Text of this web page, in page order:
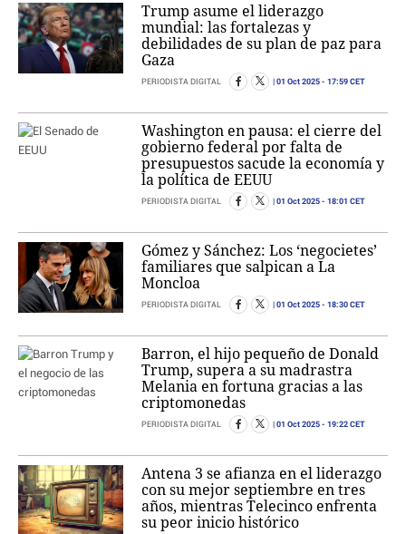
Trump asume el liderazgo
mundial: las fortalezas y
debilidades de su plan de paz para
Gaza
PERIODISTA DIGITAL 01 Oct 2025 - 17:59 CET
Washington en pausa: el cierre del
gobierno federal por falta de
presupuestos sacude la economía y
la política de EEUU
PERIODISTA DIGITAL 01 Oct 2025 - 18:01 CET
Gómez y Sánchez: Los ‘negocietes’
familiares que salpican a La
Moncloa
PERIODISTA DIGITAL 01 Oct 2025 - 18:30 CET
Barron, el hijo pequeño de Donald
Trump, supera a su madrastra
Melania en fortuna gracias a las
criptomonedas
PERIODISTA DIGITAL 01 Oct 2025 - 19:22 CET
Antena 3 se afianza en el liderazgo
con su mejor septiembre en tres
años, mientras Telecinco enfrenta
su peor inicio histórico